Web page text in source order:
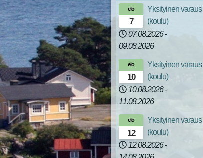
7
elo
Yksityinen varaus
(koulu)
07.08.2026 -
09.08.2026
10
elo
Yksityinen varaus
(koulu)
10.08.2026 -
11.08.2026
12
elo
Yksityinen varaus
(koulu)
12.08.2026 -